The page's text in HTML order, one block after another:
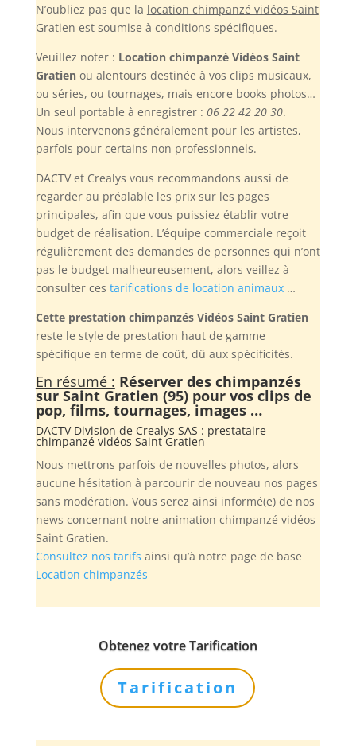
N’oubliez pas que la location chimpanzé vidéos Saint
Gratien est soumise à conditions spécifiques.
Veuillez noter : Location chimpanzé Vidéos Saint
Gratienou alentours destinée à vos clips musicaux,
ou séries, ou tournages, mais encore books photos…
Un seul portable à enregistrer : 06 22 42 20 30.
Nous intervenons généralement pour les artistes,
parfois pour certains non professionnels.
DACTV et Crealys vous recommandons aussi de
regarder au préalable les prix sur les pages
principales, afin que vous puissiez établir votre
budget de réalisation. L’équipe commerciale reçoit
régulièrement des demandes de personnes qui n’ont
pas le budget malheureusement, alors veillez à
consulter ces tarifications de location animaux…
Cette prestation chimpanzés Vidéos Saint Gratien
reste le style de prestation haut de gamme
spécifique en terme de coût, dû aux spécificités.
En résumé : Réserver des chimpanzés
sur Saint Gratien (95) pour vos clips de
pop, films, tournages, images …
DACTV Division de Crealys SAS : prestataire
chimpanzé vidéos Saint Gratien
Nous mettrons parfois de nouvelles photos, alors
aucune hésitation à parcourir de nouveau nos pages
sans modération. Vous serez ainsi informé(e) de nos
news concernant notre animation chimpanzé vidéos
Saint Gratien.
Consultez nos tarifs ainsi qu’à notre page de base
Location chimpanzés
Obtenez votre Tarification
Tarification